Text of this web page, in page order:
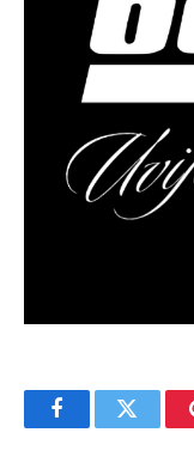
FacebookTwitter